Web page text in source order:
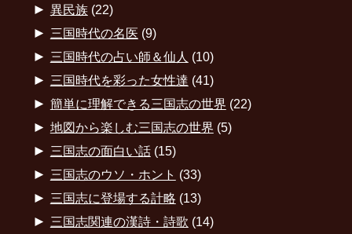
► 異民族(22)
► 三国時代の名医 (9)
► 三国時代の占い師＆仙人 (10)
► 三国時代を彩った女性達 (41)
► 簡単に理解できる三国志の世界 (22)
► 地図から楽しむ三国志の世界 (5)
► 三国志の面白い話(15)
► 三国志のウソ・ホント (33)
► 三国志に登場する計略 (13)
► 三国志関連の漢詩・詩歌 (14)